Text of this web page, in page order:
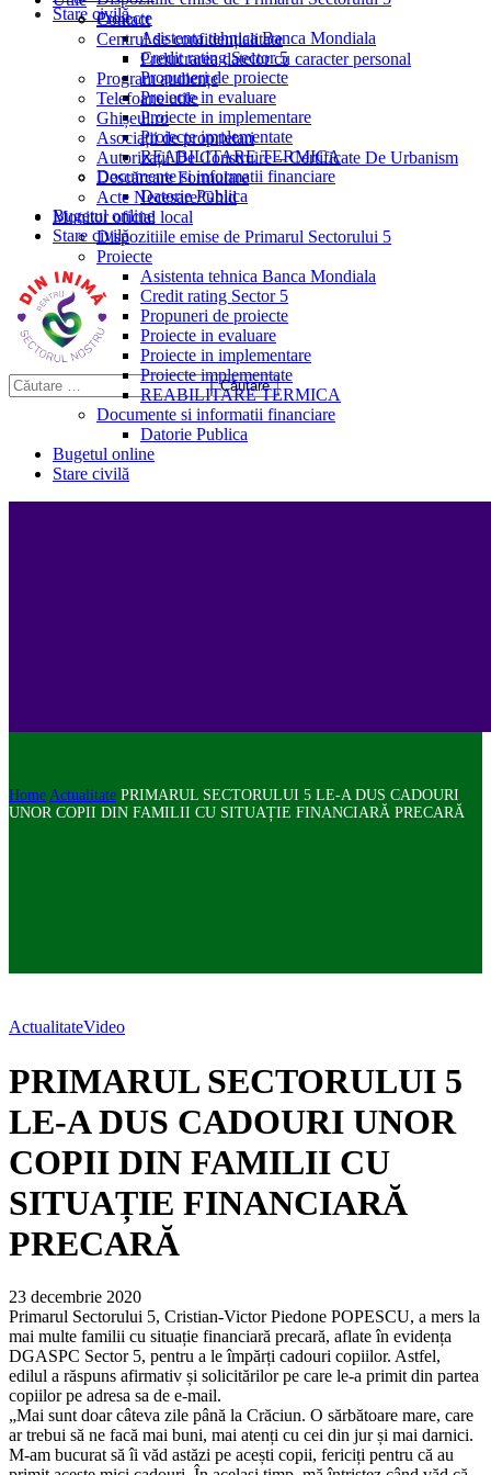
Stare civilă
Proiecte
Asistenta tehnica Banca Mondiala
Credit rating Sector 5
Propuneri de proiecte
Proiecte in evaluare
Proiecte in implementare
Proiecte implementate
REABILITARE TERMICA
Documente si informatii financiare
Datorie Publica
Bugetul online
Stare civilă
Contact
Centrul de confidențialitate
Prelucrarea datelor cu caracter personal
Program audiențe
Telefoane utile
Ghișeul.ro
Asociații de proprietari
Autorizații De Construire – Certificate De Urbanism
Descărcare Formulare
Acte Necesare/Ghid
Monitor oficial local
Dispozitiile emise de Primarul Sectorului 5
Proiecte
Asistenta tehnica Banca Mondiala
Credit rating Sector 5
Propuneri de proiecte
Proiecte in evaluare
Proiecte in implementare
Proiecte implementate
REABILITARE TERMICA
Documente si informatii financiare
Datorie Publica
Bugetul online
Stare civilă
Home Actualitate PRIMARUL SECTORULUI 5 LE-A DUS CADOURI
UNOR COPII DIN FAMILII CU SITUAȚIE FINANCIARĂ PRECARĂ
ActualitateVideo
PRIMARUL SECTORULUI 5
LE-A DUS CADOURI UNOR
COPII DIN FAMILII CU
SITUAȚIE FINANCIARĂ
PRECARĂ
23 decembrie 2020
Primarul Sectorului 5, Cristian-Victor Piedone POPESCU, a mers la
mai multe familii cu situație financiară precară, aflate în evidența
DGASPC Sector 5, pentru a le împărți cadouri copiilor. Astfel,
edilul a răspuns afirmativ și solicitărilor pe care le-a primit din partea
copiilor pe adresa sa de e-mail.
„Mai sunt doar câteva zile până la Crăciun. O sărbătoare mare, care
ar trebui să ne facă mai buni, mai atenți cu cei din jur și mai darnici.
M-am bucurat să îi văd astăzi pe acești copii, fericiți pentru că au